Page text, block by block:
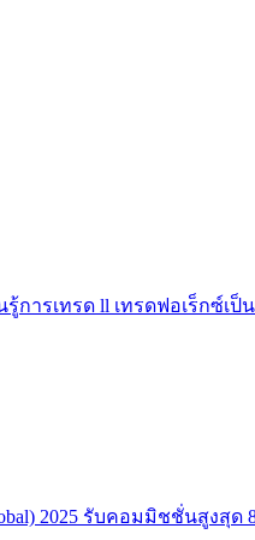
รู้การเทรด ll เทรดฟอเร็กซ์เป็
2025 รับคอมมิชชั่นสูงสุด